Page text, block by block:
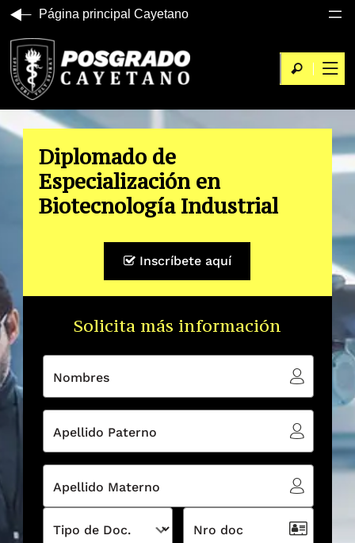
Página principal Cayetano
Diplomado de
Especialización en
Biotecnología Industrial
Inscríbete aquí
Solicita más información
Nombres
Apellido Paterno
Apellido Materno
Tipo de Doc. Nro doc